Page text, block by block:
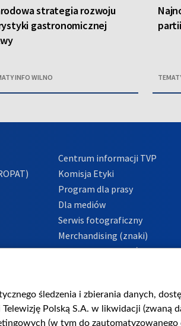
strategia rozwoju
gastronomicznej
INFO WILNO
Centrum informacji TVP
Komisja Etyki
Program dla prasy
Dla mediów
Serwis fotograficzny
Merchandising (znaki)
Polityka Prywatności
śledzenia i zbierania danych,
Polską S.A. w likwidacji (zwaną
(w tym do